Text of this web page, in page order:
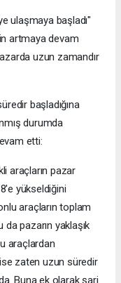
ulaşmaya başladı"
artmaya devam
uzun zamandır
başladığına
durumda
etti:
araçların pazar
yükseldiğini
araçların toplam
da pazarın yaklaşık
araçlardan
zaten uzun süredir
Buna ek olarak şarj